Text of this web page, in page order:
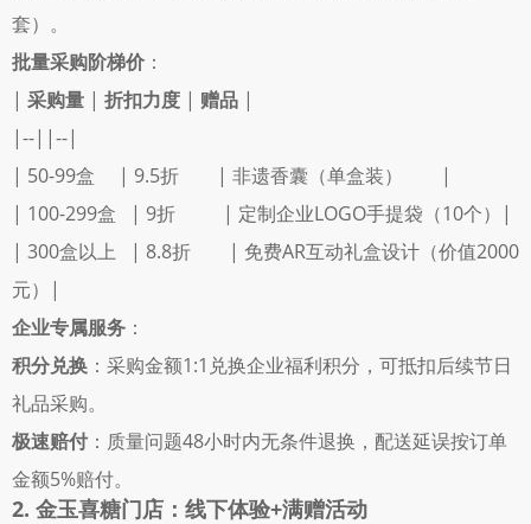
套）。
批量采购阶梯价 ：
| 采购量 | 折扣力度 | 赠品 |
|--||--|
| 50-99盒     | 9.5折        | 非遗香囊（单盒装）        |
| 100-299盒   | 9折          | 定制企业LOGO手提袋（10个）|
| 300盒以上   | 8.8折        | 免费AR互动礼盒设计（价值2000
元）|
企业专属服务 ：
积分兑换 ：采购金额1:1兑换企业福利积分，可抵扣后续节日
礼品采购。
极速赔付 ：质量问题48小时内无条件退换，配送延误按订单
金额5%赔付。
2. 金玉喜糖门店：线下体验+满赠活动